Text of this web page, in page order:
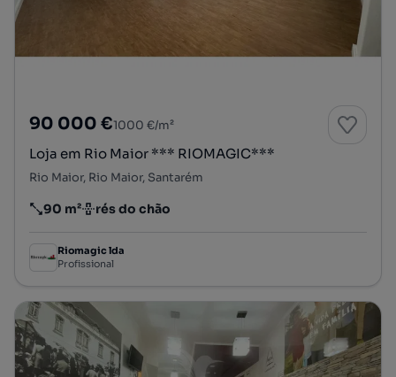
90 000 €1000 €/m²
Loja em Rio Maior *** RIOMAGIC***
Rio Maior, Rio Maior, Santarém
Preço por metro quadrado
90 m²
Andar rés do chão
Riomagic lda
Profissional